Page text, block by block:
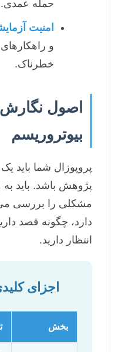
حمله عمدی.
امنیت
و
خطرناک.
اصول نگارش
بیوتروریسم
پروپوزال شما باید
پژوهش باشد. باید
مشکلی را بررسی
دارد، چگونه قصد
انتظار دارید.
اجزای
بخش